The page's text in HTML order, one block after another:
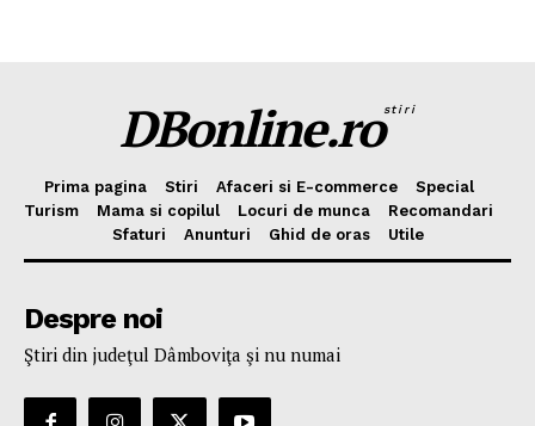
DBonline.rostiri
Prima pagina Stiri Afaceri si E-commerce
Special
Turism
Mama si copilul Locuri de munca
Recomandari
Sfaturi
Anunturi Ghid de oras Utile
Despre noi
Ştiri din judeţul Dâmboviţa şi nu numai